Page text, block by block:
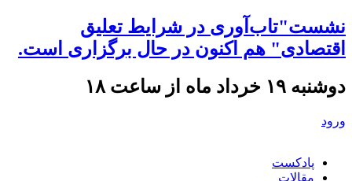
نشست"تاب‌آوری در شرایط تعلیق
اقتصادی" هم اکنون در حال برگزاری است.
دوشنبه ۱۹ خرداد ماه از ساعت ۱۸
ورود
پادکست
مقالات